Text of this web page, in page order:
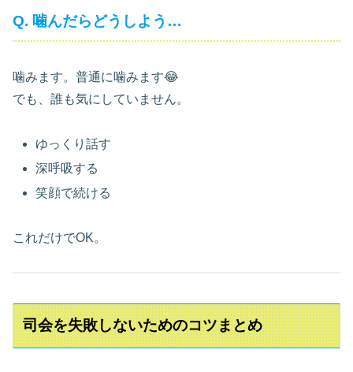
Q. 噛んだらどうしよう…
噛みます。普通に噛みます😂
でも、誰も気にしていません。
ゆっくり話す
深呼吸する
笑顔で続ける
これだけでOK。
司会を失敗しないためのコツまとめ